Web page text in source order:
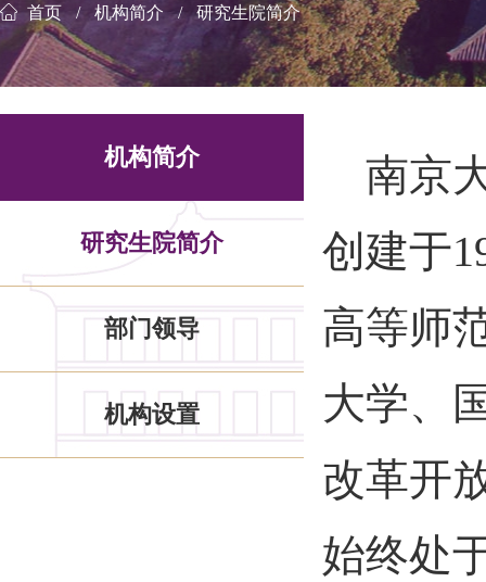
首页 机构简介 研究生院简介
机构简介
研究生院简介
部门领导
机构设置
南京
创建于
高等师
大学、
改革开
始终处